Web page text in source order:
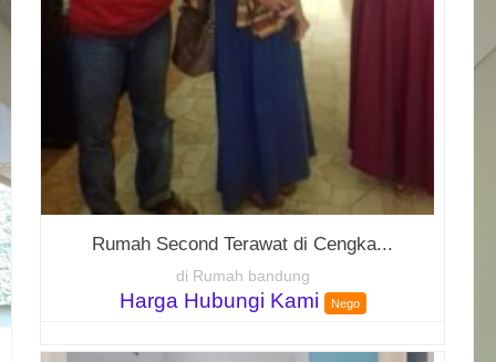
Rumah Second Terawat di Cengka...
di Rumah bandung
Harga Hubungi Kami Nego